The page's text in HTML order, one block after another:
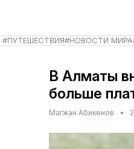
#ПУТЕШЕСТВИЯ#НОВОСТИ МИРА
В Алматы
больше
Магжан Абикенов •